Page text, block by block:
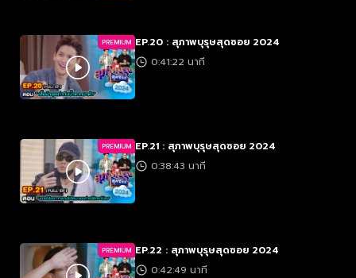
PREMIUM EP.20 : สุภาพบุรุษสุดซอย 2024
0:41:22 นาที
PREMIUM EP.21 : สุภาพบุรุษสุดซอย 2024
0:38:43 นาที
PREMIUM EP.22 : สุภาพบุรุษสุดซอย 2024
0:42:49 นาที